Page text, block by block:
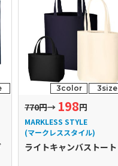
3color 3size
770円→ 198円
MARKLESS STYLE
(マークレススタイル)
ライトキャンバストート